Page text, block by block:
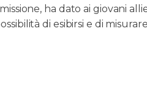
ha dato ai giovani
di esibirsi e di